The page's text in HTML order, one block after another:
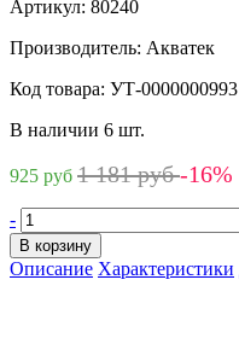
Артикул: 80240
Производитель: Акватек
Код товара: УТ-0000000993
В наличии 6 шт.
925 руб 1 181 руб-16%
-
В корзину
Описание Характеристики